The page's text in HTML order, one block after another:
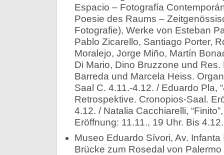
Espacio – Fotografía
Poesie des Raums –
Fotografie), Werke von Esteban
Pablo Zicarello, Santiago Porter,
Moralejo, Jorge Miño, Martín
Di Mario, Dino Bruzzone und
Barreda und Marcela Heiss.
Saal C. 4.11.-4.12. / Eduardo Pla,
Retrospektive. Cronopios-Saal.
4.12. / Natalia Cacchiarelli,
Eröffnung: 11.11., 19 Uhr. Bis 4.12.
Museo Eduardo Sívori, Av.
Brücke zum Rosedal von